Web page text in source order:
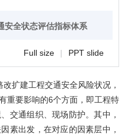
安全状态评估指标体系
Full size | PPT slide
扩建工程交通安全风险状况，
重要影响的6个方面，即工程特
交通组织、现场防护。其中，
素出发，在对应的因素层中，